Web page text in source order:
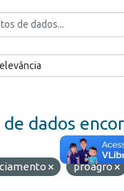
dados
proagro